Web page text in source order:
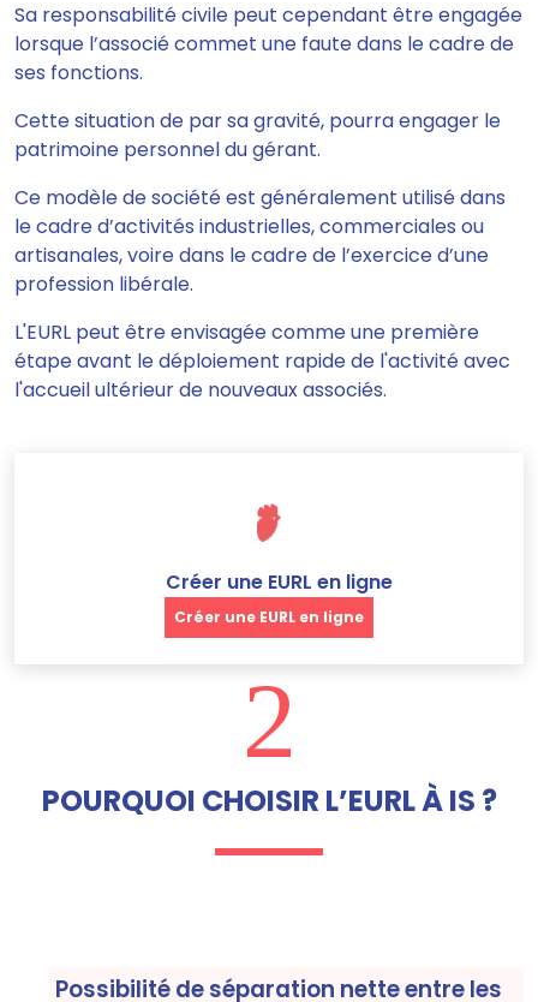
Sa responsabilité civile peut cependant être engagée
lorsque l’associé commet une faute dans le cadre de
ses fonctions.
Cette situation de par sa gravité, pourra engager le
patrimoine personnel du gérant.
Ce modèle de société est généralement utilisé dans
le cadre d’activités industrielles, commerciales ou
artisanales, voire dans le cadre de l’exercice d’une
profession libérale.
L'EURL peut être envisagée comme une première
étape avant le déploiement rapide de l'activité avec
l'accueil ultérieur de nouveaux associés.
Créer une EURL en ligne
Créer une EURL en ligne
2
POURQUOI CHOISIR L’EURL À IS ?
Possibilité de séparation nette entre les